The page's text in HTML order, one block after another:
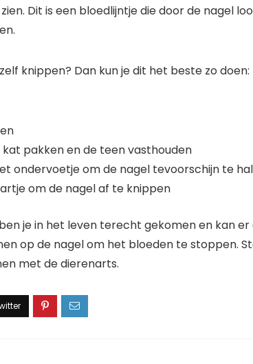
Dit is een bloedlijntje die door de nagel
knippen? Dan kun je dit het beste zo doen:
pakken en de teen vasthouden
ondervoetje om de nagel tevoorschijn te
om de nagel af te knippen
je in het leven terecht gekomen en kan
op de nagel om het bloeden te stoppen.
met de dierenarts.